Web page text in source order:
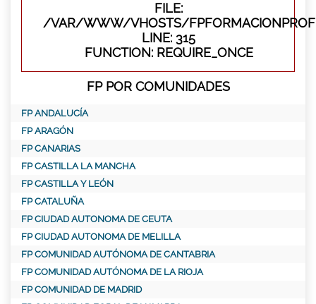
FILE:
/VAR/WWW/VHOSTS/
LINE: 315
FUNCTION: REQUIRE_ONCE
FP POR COMUNIDADES
FP ANDALUCÍA
FP ARAGÓN
FP CANARIAS
FP CASTILLA LA MANCHA
FP CASTILLA Y LEÓN
FP CATALUÑA
FP CIUDAD AUTONOMA DE CEUTA
FP CIUDAD AUTONOMA DE MELILLA
FP COMUNIDAD AUTÓNOMA DE CANTABRIA
FP COMUNIDAD AUTÓNOMA DE LA RIOJA
FP COMUNIDAD DE MADRID